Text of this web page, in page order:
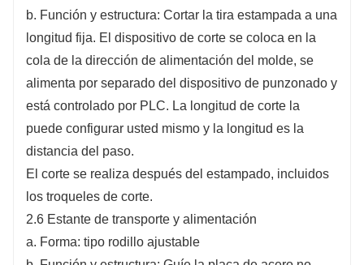
b. Función y estructura: Cortar la tira estampada a una
longitud fija. El dispositivo de corte se coloca en la
cola de la dirección de alimentación del molde, se
alimenta por separado del dispositivo de punzonado y
está controlado por PLC. La longitud de corte la
puede configurar usted mismo y la longitud es la
distancia del paso.
El corte se realiza después del estampado, incluidos
los troqueles de corte.
2.6 Estante de transporte y alimentación
a. Forma: tipo rodillo ajustable